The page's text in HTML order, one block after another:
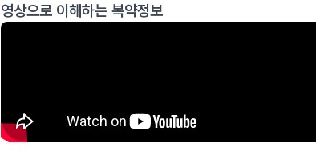
영상으로 이해하는 복약정보